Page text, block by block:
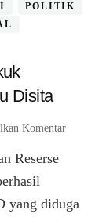
POLITIK
Disita
Komentarpada
Pengedar
Reserse
yang diduga